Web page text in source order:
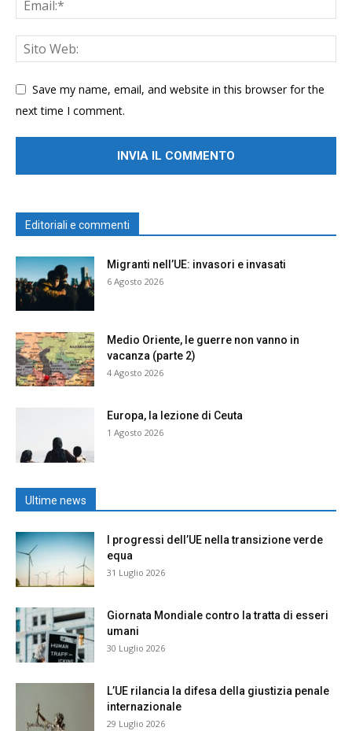
Save my name, email, and website in this browser for the
next time I comment.
Editoriali e commenti
Migranti nell’UE: invasori e invasati
6 Agosto 2026
Medio Oriente, le guerre non vanno in
vacanza (parte 2)
4 Agosto 2026
Europa, la lezione di Ceuta
1 Agosto 2026
Ultime news
I progressi dell’UE nella transizione verde
equa
31 Luglio 2026
Giornata Mondiale contro la tratta di esseri
umani
30 Luglio 2026
L’UE rilancia la difesa della giustizia penale
internazionale
29 Luglio 2026